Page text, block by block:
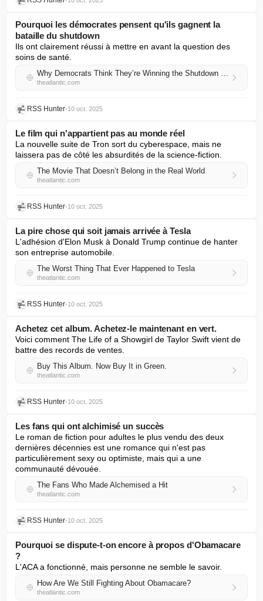
Pourquoi les démocrates pensent qu'ils gagnent la
bataille du shutdown
Ils ont clairement réussi à mettre en avant la question des
soins de santé.
Why Democrats Think They’re Winning the Shutdown Fight
theatlantic.com
RSS Hunter•10 oct. 2025
Le film qui n'appartient pas au monde réel
La nouvelle suite de Tron sort du cyberespace, mais ne
laissera pas de côté les absurdités de la science-fiction.
The Movie That Doesn’t Belong in the Real World
theatlantic.com
RSS Hunter•10 oct. 2025
La pire chose qui soit jamais arrivée à Tesla
L'adhésion d'Elon Musk à Donald Trump continue de hanter
son entreprise automobile.
The Worst Thing That Ever Happened to Tesla
theatlantic.com
RSS Hunter•10 oct. 2025
Achetez cet album. Achetez-le maintenant en vert.
Voici comment The Life of a Showgirl de Taylor Swift vient de
battre des records de ventes.
Buy This Album. Now Buy It in Green.
theatlantic.com
RSS Hunter•10 oct. 2025
Les fans qui ont alchimisé un succès
Le roman de fiction pour adultes le plus vendu des deux
dernières décennies est une romance qui n'est pas
particulièrement sexy ou optimiste, mais qui a une
communauté dévouée.
The Fans Who Made Alchemised a Hit
theatlantic.com
RSS Hunter•10 oct. 2025
Pourquoi se dispute-t-on encore à propos d'Obamacare
?
L'ACA a fonctionné, mais personne ne semble le savoir.
How Are We Still Fighting About Obamacare?
theatlantic.com